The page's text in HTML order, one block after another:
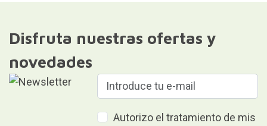
Disfruta nuestras ofertas y
novedades
Autorizo el tratamiento de mis